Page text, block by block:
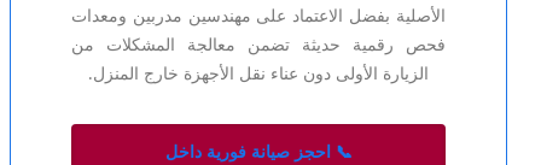
الأصلية بفضل الاعتماد على مهندسين مدربين ومعدات
فحص رقمية حديثة تضمن معالجة المشكلات من
الزيارة الأولى دون عناء نقل الأجهزة خارج المنزل.
📞 احجز صيانة فورية داخل